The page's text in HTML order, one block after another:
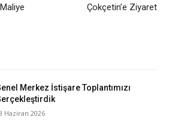
Çokçetin’e Ziyaret
Merkez İstişare Toplantımızı
Haziran 2026